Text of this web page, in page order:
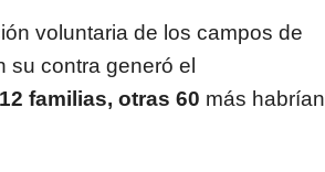
voluntaria de los campos de
su contra generó el
familias, otras 60 más habrían